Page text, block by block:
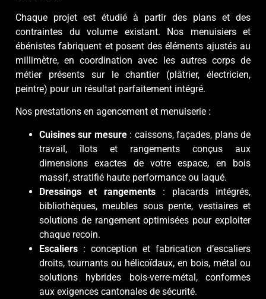
Chaque projet est étudié à partir des plans et des
contraintes du volume existant. Nos menuisiers et
ébénistes fabriquent et posent des éléments ajustés au
millimètre, en coordination avec les autres corps de
métier présents sur le chantier (plâtrier, électricien,
peintre) pour un résultat parfaitement intégré.
Nos prestations en agencement et menuiserie :
Cuisines sur mesure: caissons, façades, plans de
travail, îlots et rangements conçus aux
dimensions exactes de votre espace, en bois
massif, stratifié haute performance ou laqué.
Dressings et rangements : placards intégrés,
bibliothèques, meubles sous pente, vestiaires et
solutions de rangement optimisées pour exploiter
chaque recoin.
Escaliers : conception et fabrication d’escaliers
droits, tournants ou hélicoïdaux, en bois, métal ou
solutions hybrides bois-verre-métal, conformes
aux exigences cantonales de sécurité.